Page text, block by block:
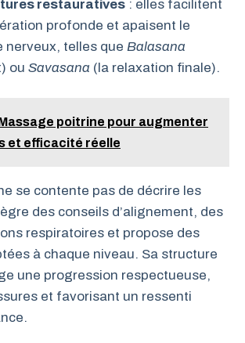
restauratives : elles facilitent
profonde et apaisent le
nerveux, telles que Balasana
ou Savasana (la relaxation finale).
poitrine pour augmenter
et efficacité réelle
se contente pas de décrire les
des conseils d’alignement, des
respiratoires et propose des
à chaque niveau. Sa structure
une progression respectueuse,
et favorisant un ressenti